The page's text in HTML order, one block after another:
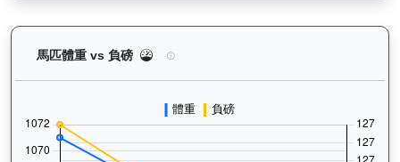
馬匹體重 vs 負磅 大宗師（K578）— 馬匹體重與負磅走